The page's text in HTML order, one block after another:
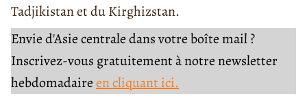
Tadjikistan et du Kirghizstan.
Envie d'Asie centrale dans votre boîte mail ?
Inscrivez-vous gratuitement à notre newsletter
hebdomadaireen cliquant ici.